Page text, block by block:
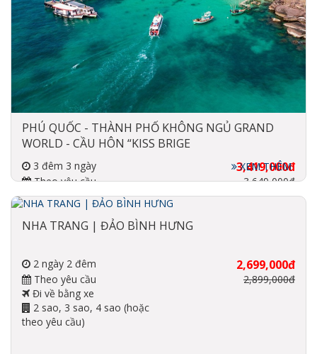
PHÚ QUỐC - THÀNH PHỐ KHÔNG NGỦ GRAND
WORLD - CẦU HÔN “KISS BRIGE
3 đêm 3 ngày
Theo yêu cầu
Đi về bằng tàu, xe
2 sao 3 sao
3,419,000đ
3,649,000đ
XEM THÊM
NHA TRANG | ĐẢO BÌNH HƯNG
2 ngày 2 đêm
Theo yêu cầu
Đi về bằng xe
2 sao, 3 sao, 4 sao (hoặc
theo yêu cầu)
2,699,000đ
2,899,000đ